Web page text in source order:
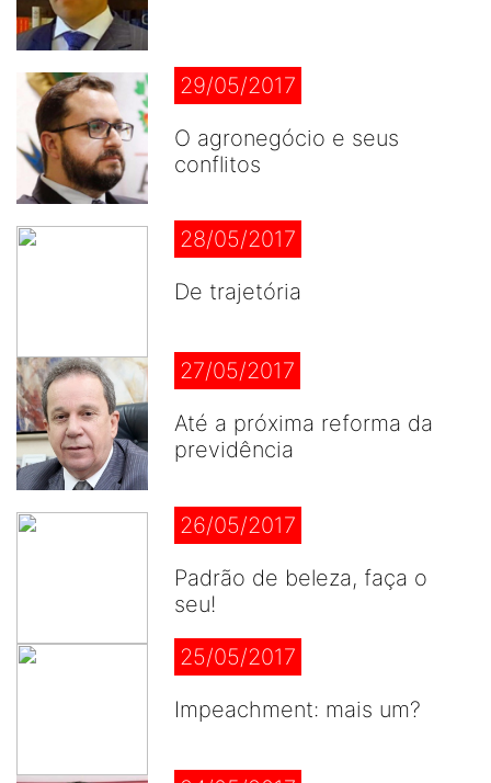
29/05/2017
O agronegócio e seus
conflitos
28/05/2017
De trajetória
27/05/2017
Até a próxima reforma da
previdência
26/05/2017
Padrão de beleza, faça o
seu!
25/05/2017
Impeachment: mais um?